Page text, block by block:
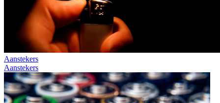
Aanstekers
Aanstekers